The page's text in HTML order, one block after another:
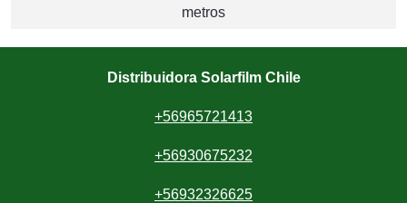
metros
Distribuidora Solarfilm Chile
+56965721413
+56930675232
+56932326625